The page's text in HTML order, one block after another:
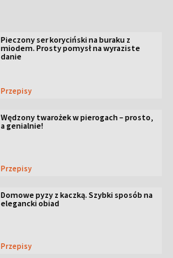
Pieczony ser koryciński na buraku z
miodem. Prosty pomysł na wyraziste
danie
Przepisy
Wędzony twarożek w pierogach – prosto,
a genialnie!
Przepisy
Domowe pyzy z kaczką. Szybki sposób na
elegancki obiad
Przepisy